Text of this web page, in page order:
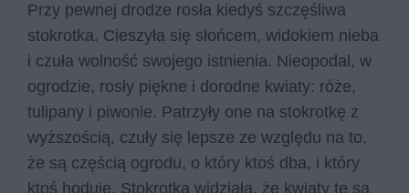
Przy pewnej drodze rosła kiedyś szczęśliwa
stokrotka. Cieszyła się słońcem, widokiem nieba
i czuła wolność swojego istnienia. Nieopodal, w
ogrodzie, rosły piękne i dorodne kwiaty: róże,
tulipany i piwonie. Patrzyły one na stokrotkę z
wyższością, czuły się lepsze ze względu na to,
że są częścią ogrodu, o który ktoś dba, i który
ktoś hoduje. Stokrotka widziała, że kwiaty te są